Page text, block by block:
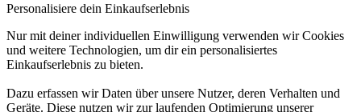
Personalisiere dein Einkaufserlebnis
Nur mit deiner individuellen Einwilligung verwenden wir Cookies
und weitere Technologien, um dir ein personalisiertes
Einkaufserlebnis zu bieten.
Dazu erfassen wir Daten über unsere Nutzer, deren Verhalten und
Geräte. Diese nutzen wir zur laufenden Optimierung unserer